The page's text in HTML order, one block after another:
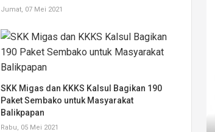
Jumat, 07 Mei 2021
SKK Migas dan KKKS Kalsul Bagikan 190
Paket Sembako untuk Masyarakat
Balikpapan
Rabu, 05 Mei 2021